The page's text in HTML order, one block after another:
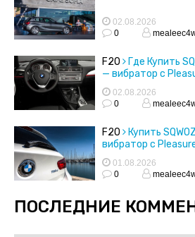
02.08.2026
0
F20
Где Купить
— вибратор с
02.08.2026
0
F20
Купить
вибратор с
01.08.2026
0
ПОСЛЕДНИЕ